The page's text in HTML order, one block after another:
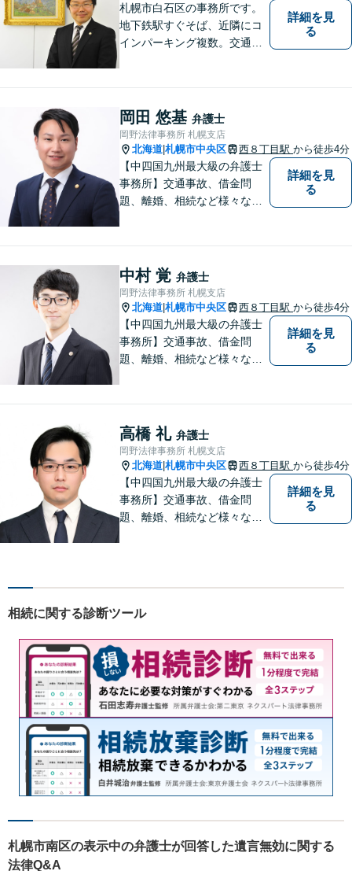
札幌市白石区の事務所です。
地下鉄駅すぐそば、近隣にコ
インパーキング複数。交通の
もアクセス良好。相続、交通
事故、離婚、債務整理など幅
広く対応する４０代の経験豊
富な弁護士です。
詳細を見
る
岡田 悠基 弁護士
岡野法律事務所 札幌支店
北海道 札幌市中央区 西８丁目駅 から徒歩4分
【中四国九州最大級の弁護士
事務所】交通事故、借金問
題、離婚、相続など様々な問
い！
詳細を見
る
中村 覚 弁護士
岡野法律事務所 札幌支店
北海道 札幌市中央区 西８丁目駅 から徒歩4分
【中四国九州最大級の弁護士
事務所】交通事故、借金問
題、離婚、相続など様々な問
い！
詳細を見
る
高橋 礼 弁護士
岡野法律事務所 札幌支店
北海道 札幌市中央区 西８丁目駅 から徒歩4分
【中四国九州最大級の弁護士
事務所】交通事故、借金問
題、離婚、相続など様々な問
い！
詳細を見
る
相続に関する診断ツール
札幌市南区の表示中の弁護士が回答した遺言無効に関する
法律Q&A